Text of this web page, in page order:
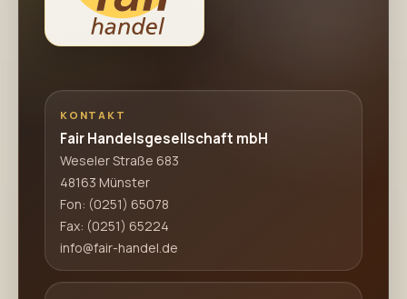
KONTAKT
Fair Handelsgesellschaft mbH
Weseler Straße 683
48163 Münster
Fon: (0251) 65078
Fax: (0251) 65224
info@fair-handel.de